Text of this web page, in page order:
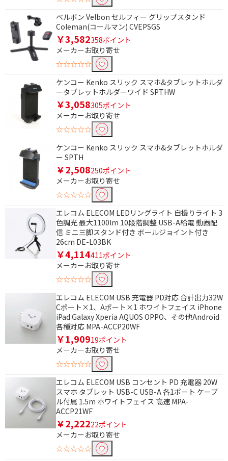
ベルボン Velbon セルフィー グリップスタンド
Coleman(コールマン) CVEPSGS
￥3,582358ポイント
メーカーお取り寄せ
☆☆☆☆☆
ケンコー Kenko スリック スマホ&タブレットホルダ
ータブレットホルダーワイド SPTHW
￥3,058305ポイント
メーカーお取り寄せ
☆☆☆☆☆
ケンコー Kenko スリック スマホ&タブレットホルダ
ー SPTH
￥2,508250ポイント
メーカーお取り寄せ
☆☆☆☆☆
エレコム ELECOM LEDリングライト 自撮りライト 3
色調光 最大1100lm 10段階調整 USB-A給電 動画配
信 ミニ三脚スタンド付き ボールジョイント付き
26cm DE-L03BK
￥4,114411ポイント
メーカーお取り寄せ
☆☆☆☆☆
エレコム ELECOM USB 充電器 PD対応 合計出力32W
Cポート×1、Aポート×1 ホワイトフェイス iPhone
iPad Galaxy Xperia AQUOS OPPO、その他Android
各種対応 MPA-ACCP20WF
￥1,90919ポイント
メーカーお取り寄せ
☆☆☆☆☆
エレコム ELECOM USB コンセント PD 充電器 20W
スマホ タブレット USB-C USB-A 各1ポート ケーブ
ル付属 1.5m ホワイトフェイス 高速 MPA-
ACCP21WF
￥2,22222ポイント
メーカーお取り寄せ
☆☆☆☆☆
条件で絞り込む
フリーワードで絞り込む
除外する
除外する にチェックを入れると、指定したワード
を除外して検索します。
価格で絞り込む
円 ~
円